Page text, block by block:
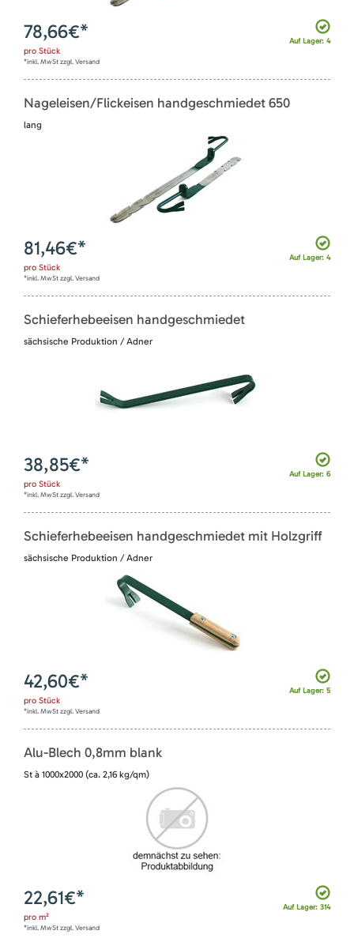
Auf Lager: 4
78,66€*
pro Stück
*inkl. MwSt zzgl. Versand
Nageleisen/Flickeisen handgeschmiedet 650
lang
Auf Lager: 4
81,46€*
pro Stück
*inkl. MwSt zzgl. Versand
Schieferhebeeisen handgeschmiedet
sächsische Produktion / Adner
Auf Lager: 6
38,85€*
pro Stück
*inkl. MwSt zzgl. Versand
Schieferhebeeisen handgeschmiedet mit Holzgriff
sächsische Produktion / Adner
Auf Lager: 5
42,60€*
pro Stück
*inkl. MwSt zzgl. Versand
Alu-Blech 0,8mm blank
St à 1000x2000 (ca. 2,16 kg/qm)
Auf Lager: 314
22,61€*
pro m²
*inkl. MwSt zzgl. Versand